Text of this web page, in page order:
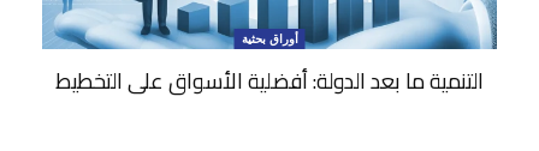
أوراق بحثية
التنمية ما بعد الدولة: أفضلية الأسواق على التخطيط